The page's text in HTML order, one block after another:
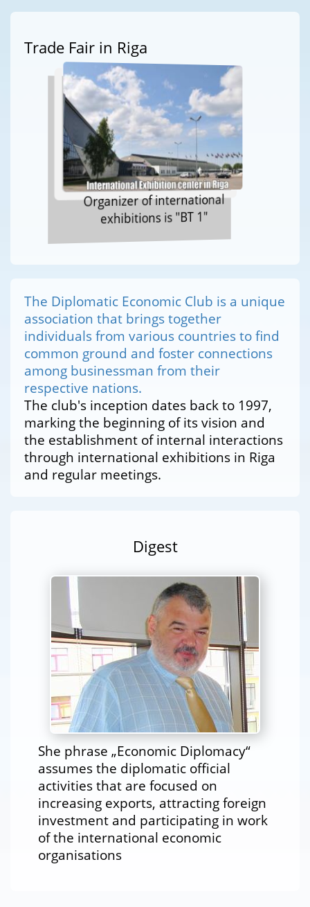
Trade Fair in Riga
Organizer of international
exhibitions is "BT 1"
The Diplomatic Economic Club is a unique
association that brings together
individuals from various countries to find
common ground and foster connections
among businessman from their
respective nations.
The club's inception dates back to 1997,
marking the beginning of its vision and
the establishment of internal interactions
through international exhibitions in Riga
and regular meetings.
Digest
She phrase „Economic Diplomacy“
assumes the diplomatic official
activities that are focused on
increasing exports, attracting foreign
investment and participating in work
of the international economic
organisations